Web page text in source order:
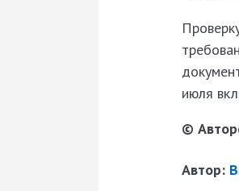
июля
©
Автор: